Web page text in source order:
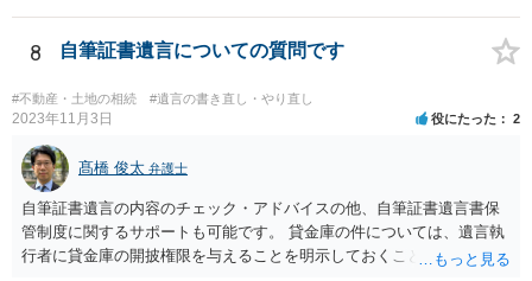
いと思います。
8 自筆証書遺言についての質問です
#不動産・土地の相続 #遺言の書き直し・やり直し
2023年11月3日 役にたった 2
髙橋 俊太 弁護士
自筆証書遺言の内容のチェック・アドバイスの他、自筆証書遺言書保
管制度に関するサポートも可能です。 貸金庫の件については、遺言執
行者に貸金庫の開披権限を与えることを明示しておくことでクリアで